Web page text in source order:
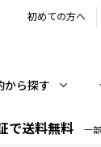
初めての方へ
から探す
で送料無料 一